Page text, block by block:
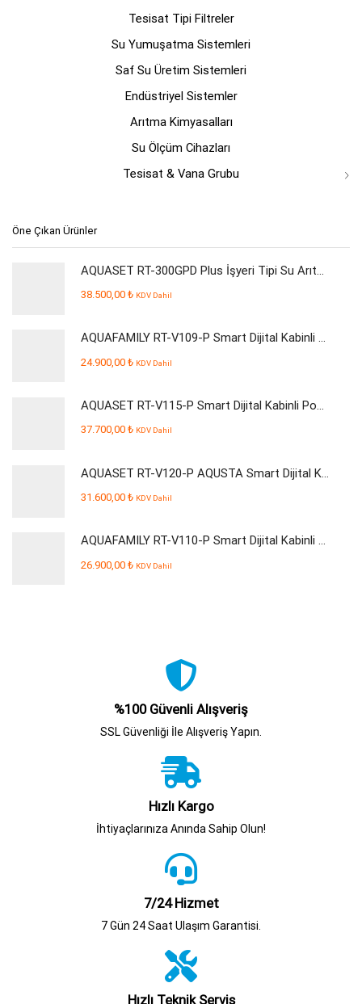
Tesisat Tipi Filtreler
Su Yumuşatma Sistemleri
Saf Su Üretim Sistemleri
Endüstriyel Sistemler
Arıtma Kimyasalları
Su Ölçüm Cihazları
Tesisat & Vana Grubu
Öne Çıkan Ürünler
AQUASET RT-300GPD Plus İşyeri Tipi Su Arıtma Cihazı
38.500,00 ₺ KDV Dahil
AQUAFAMILY RT-V109-P Smart Dijital Kabinli Pompalı Su Arıtma Cihazı
24.900,00 ₺ KDV Dahil
AQUASET RT-V115-P Smart Dijital Kabinli Pompalı Su Arıtma Cihazı
37.700,00 ₺ KDV Dahil
31.600,00 ₺ KDV Dahil
AQUAFAMILY RT-V110-P Smart Dijital Kabinli Pompalı Su Arıtma Cihazı
26.900,00 ₺ KDV Dahil
%100 Güvenli Alışveriş
SSL Güvenliği İle Alışveriş Yapın.
Hızlı Kargo
İhtiyaçlarınıza Anında Sahip Olun!
7/24 Hizmet
7 Gün 24 Saat Ulaşım Garantisi.
Hızlı Teknik Servis